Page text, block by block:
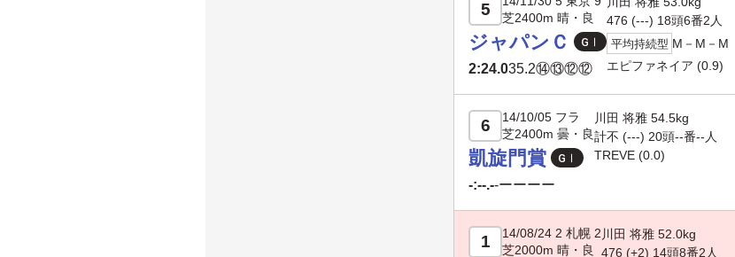
5
芝2400m 晴・良
ジャパンＣ
2:24.035.2⑭⑬⑫⑫
476 (---) 18頭6番2人
平均持続型 M－M－M
エピファネイア (0.9)
6
14/10/05 フラ
芝2400m 曇・良
凱旋門賞
-:--.--ーーーー
川田 将雅 54.5kg
計不 (---) 20頭--番--人
TREVE (0.0)
1
14/08/24 2 札幌 2
芝2000m 晴・良
川田 将雅 52.0kg
476 (+2) 14頭8番2人